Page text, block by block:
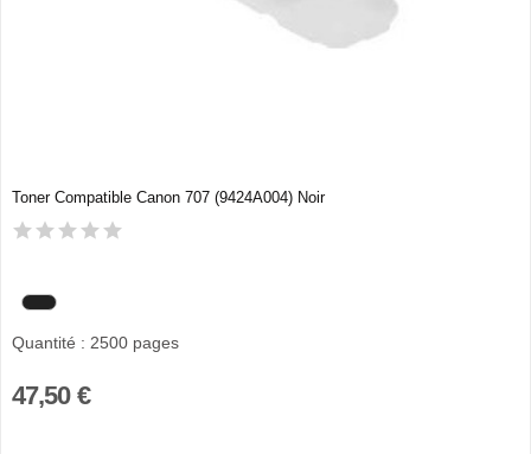
Toner Compatible Canon 707 (9424A004) Noir
Quantité : 2500 pages
47,50 €